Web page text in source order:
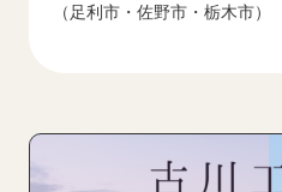
（足利市・佐野市・栃木市）